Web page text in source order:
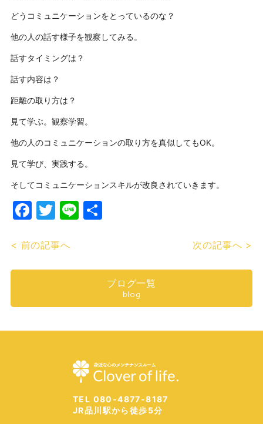
どうコミュニケーションをとっているのな？
他の人の話す様子を観察してみる。
話すタイミングは？
話す内容は？
距離の取り方は？
見て学ぶ。観察学習。
他の人のコミュニケーションの取り方を真似してもOK。
見て学び、実践する。
そしてコミュニケーションスキルが改良されていきます。
Facebook
Twitter
Line共
< 前の記事へ 次の記事へ >
ブログ一覧
blog
TEL 080-4877-8187
JR品川駅から徒歩5分